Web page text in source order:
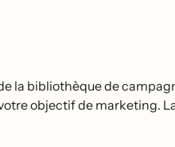
la bibliothèque de
objectif de marketing.